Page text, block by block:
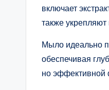
включает
также
Мыло идеально
обеспечивая
но эффективной